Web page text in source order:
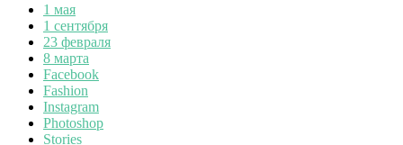
1 мая
1 сентября
23 февраля
8 марта
Facebook
Fashion
Instagram
Photoshop
Stories